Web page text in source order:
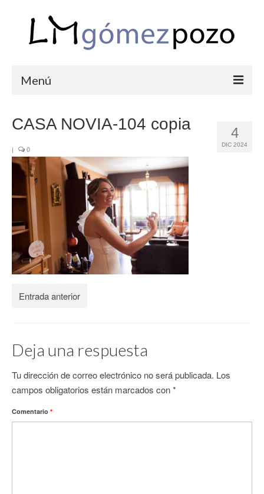
Menú
COMUNIONES
CORPORATIVAS
SEMANA SANTA
BLOG
SOBRE LM
4
DIC 2024
CASA NOVIA-104 copia
| 0
Entrada anterior
Deja una respuesta
Tu dirección de correo electrónico no será publicada. Los
campos obligatorios están marcados con*
Comentario *